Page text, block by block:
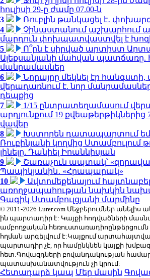
հուլիսի 29-ը ժամը 07.00-ն
3
Ռուբլին թանկացել է․
4
Չինաստանում աշխարհում
մարդուն փոխպատվաստվել է
5
Ո՞րն է սիրված արտիստ
Ալեքսանյանի մահվան պատճառը.
մանրամասներ
6
Նորայրը մեկնել էր հանգստի,
վերադառնում է. նոր
դեպքից
7
1/15 ընտրատեղամասում
արդյունքում 19 քվեաթերթիկներից
վավեր
8
Խստորեն դատապարտում եմ
Ռուբինյանի կողմից Ստամբուլում
լինելը. Դանիել Իոաննիսյան
9
Շառաչուն ապտակ՝
Պապիկյանին․ «Հրապարակ»
10
Ավտոմեքենայում
առողջապահության նախկին
Գագիկ Ստամբուլցյանի մարմինը
© 2011-2026 Lurer.com Մեջբերումներ անելիս
ին պարտադիր է: Կայքի հոդվածների
ամբողջական հեռուստառադիոընթերցումն
հղման արգելվում է:Կայքում
պարտադիր չէ, որ համընկնեն կայքի
հետ:Գովազդների բովանդակության
պատասխանատվություն չի կրում:
Հետադարձ կապ Մեր մասին